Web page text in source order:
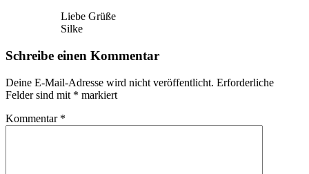
Liebe Grüße
Silke
Schreibe einen Kommentar
Deine E-Mail-Adresse wird nicht veröffentlicht. Erforderliche
Felder sind mit * markiert
Kommentar *